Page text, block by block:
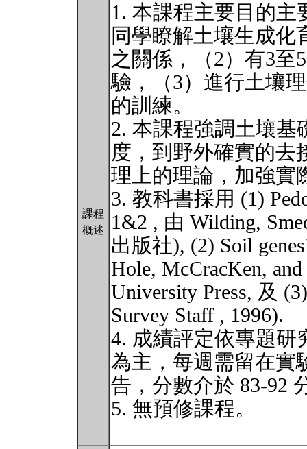
課程
概述
1. 本課程主要目的主
同學瞭解土壤生成化
之關係，（2）有3至
驗，（3）進行土壤
的訓練。
2. 本課程強調土壤基
度，到野外確實的去
理上的理論，加強實
3. 教科書採用 (1)
1&2 , 由 Wilding,
出版社), (2) Soil
Hole, McCracKen,
University Press, 及
Survey Staff , 1996).
4. 成績評定依專題研
為主，每週需留在實
告，分數介於 83-92
5. 無預修課程。